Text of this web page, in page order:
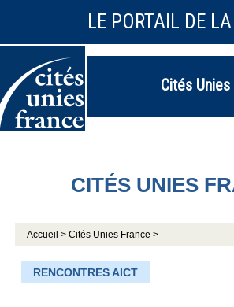
LE PORTAIL DE
Cités
CITÉS UNIES
Accueil > Cités Unies France >
RENCONTRES AICT